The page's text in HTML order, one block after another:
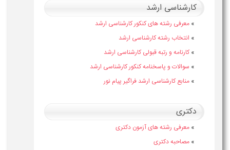
کارشناسی ارشد
» معرفی رشته های کنکور کارشناسی ارشد
» انتخاب رشته کارشناسی ارشد
» کارنامه و رتبه قبولی کارشناسی ارشد
» سوالات و پاسخنامه کنکور کارشناسی ارشد
» منابع کارشناسی ارشد فراگیر پیام نور
دکتری
» معرفی رشته های آزمون دکتری
» مصاحبه دکتری